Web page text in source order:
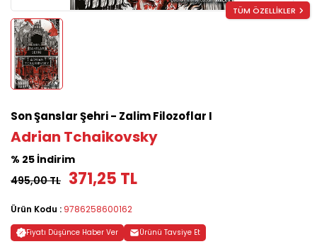
TÜM ÖZELLİKLER
Son Şanslar Şehri - Zalim Filozoflar I
Adrian Tchaikovsky
% 25 İndirim
495,00 TL 371,25 TL
Ürün Kodu : 9786258600162
Fiyatı Düşünce Haber Ver Ürünü Tavsiye Et